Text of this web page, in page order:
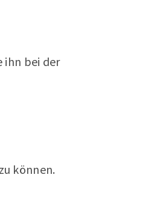
ihn bei der
können.